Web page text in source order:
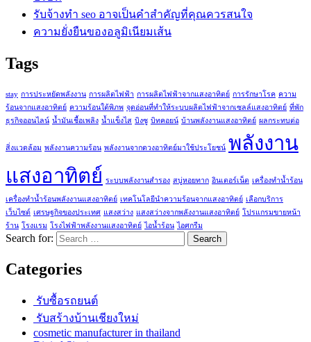
รับจ้างทำ seo อาจเป็นคำสำคัญที่คุณควรสนใจ
ความยั่งยืนของอลูมิเนียมเส้น
Tags
stay การประหยัดพลังงาน การผลิตไฟฟ้า การผลิตไฟฟ้าจากแสงอาทิตย์ การรักษาโรค ความ
ร้อนจากแสงอาทิตย์ ความร้อนใต้พิภพ จุดอ่อนที่ทำให้ระบบผลิตไฟฟ้าจากเซลล์แสงอาทิตย์ ที่พัก
ธุรกิจออนไลน์ น้ำมันเชื้อเพลิง น้ำแข็งไส บิงซู บิทคอยน์ บ้านพลังงานแสงอาทิตย์ ผลกระทบต่อ
สิ่งแวดล้อม พลังงานความร้อน พลังงานจากดวงอาทิตย์มาใช้ประโยชน์ พลังงาน
แสงอาทิตย์ ระบบพลังงานสำรอง สบู่หอยทาก อินเตอร์เน็ต เครื่องทำน้ำร้อน
เครื่องทำน้ำร้อนพลังงานแสงอาทิตย์ เทคโนโลยีนำความร้อนจากแสงอาทิตย์ เลือกบริการ
เว็บไซต์ เศรษฐกิจของประเทศ แสงสว่าง แสงสว่างจากพลังงานแสงอาทิตย์ โปรแกรมขายหน้า
ร้าน โรงแรม โรงไฟฟ้าพลังงานแสงอาทิตย์ ไอน้ำร้อน ไอศกรีม
Search for:
Categories
รับซื้อรถยนต์
รับสร้างบ้านเชียงใหม่
cosmetic manufacturer in thailand